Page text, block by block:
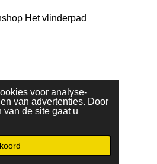
voor analyse-
van advertenties. Door
van de site gaat u
Het vlinderpad